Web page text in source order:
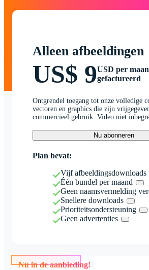
Alleen afbeeldingen
US$ 9USD per
gefactureerd
Ontgrendel toegang tot onze volledige
vectoren en graphics die zijn
commercieel gebruik. Video niet
Nu abonneren
Plan bevat:
Vijf afbeeldingsdownloads
Één bundel per maand
Geen naamsvermelding
Snellere downloads
Prioriteitsondersteuning
Geen advertenties
Nu in de aanbieding!